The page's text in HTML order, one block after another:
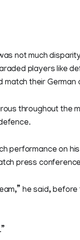
not much
players like
match their
throughout the
performance on
press
he said,